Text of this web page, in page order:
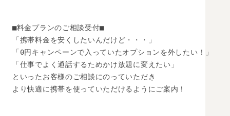
■料金プランのご相談受付■
「携帯料金を安くしたいんだけど・・・」
「0円キャンペーンで入っていたオプションを外したい！」
「仕事でよく通話するためかけ放題に変えたい」
といったお客様のご相談にのっていただき
より快適に携帯を使っていただけるようにご案内！